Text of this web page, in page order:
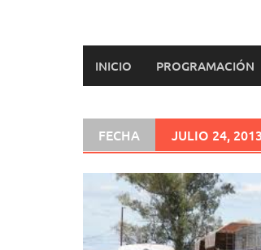
INICIO PROGRAMACIÓN
FECHA JULIO 24, 2013